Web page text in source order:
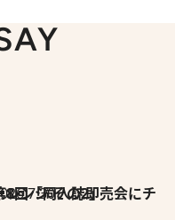
「同人誌即売会にチャレンジ その2」